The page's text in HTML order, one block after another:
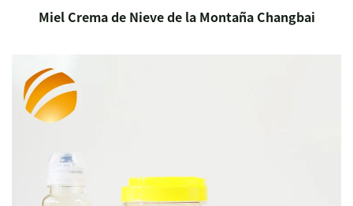
Miel Crema de Nieve de la Montaña Changbai